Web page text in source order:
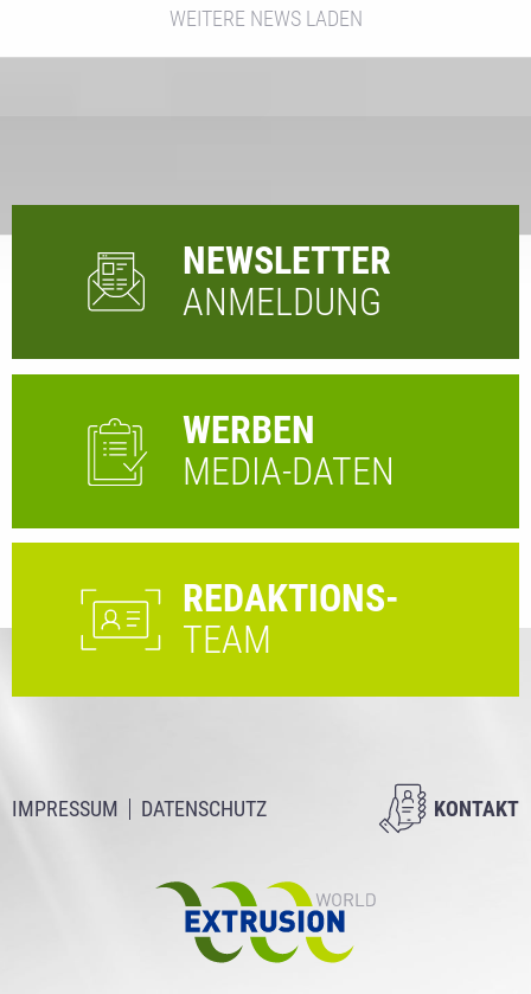
WEITERE NEWS LADEN
NEWSLETTER
ANMELDUNG
WERBEN
MEDIA-DATEN
REDAKTIONS-
TEAM
IMPRESSUM DATENSCHUTZ KONTAKT